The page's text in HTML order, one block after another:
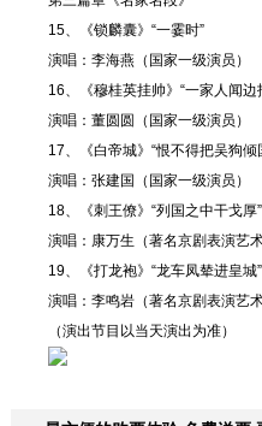
15、《锁麟囊》“一霎时”
演唱：李海燕（国家一级演员）
16、《穆桂英挂帅》“一家人闻边
演唱：董圆圆（国家一级演员）
17、《白帝城》“恨不得把吴狗倾
演唱：张建国（国家一级演员）
18、《刺王僚》“列国之中干戈厚”
演唱：康万生（著名京剧表演艺术
19、《打龙袍》“龙车凤辇进皇城”
演唱：李鸣岩（著名京剧表演艺术
（演出节目以当天演出为准）